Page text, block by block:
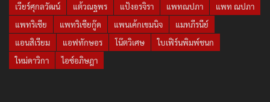
เวียร์ศุกลวัฒน์
แต้วณฐพร แป้งอรจิรา แพทณปภา
แพท ณปภา
แพทริเซีย
แพทริเซียกู๊ด แพนเค้กเขมนิจ
แมทภีรนีย์
แอนสิเรียม
แอฟทักษอร โน๊ตวิเศษ
ใบเฟิร์นพิมพ์ชนก
ใหม่ดาวิกา
ไอซ์อภิษฎา